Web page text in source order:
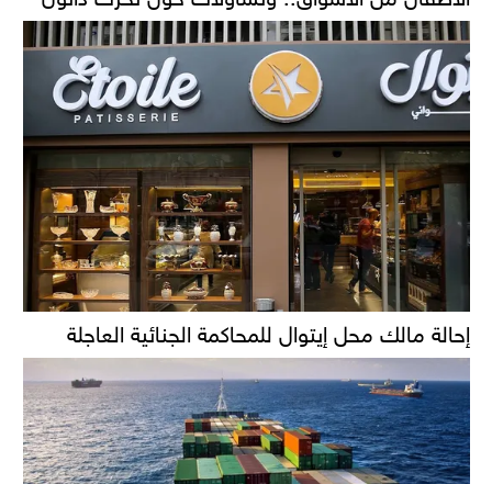
إحالة مالك محل إيتوال للمحاكمة الجنائية العاجلة